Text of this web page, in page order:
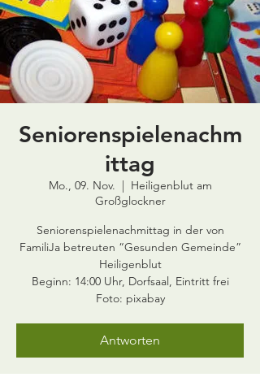
Seniorenspielenachm
ittag
Mo., 09. Nov.
  |
Heiligenblut am
Großglockner
Seniorenspielenachmittag in der von
FamiliJa betreuten “Gesunden Gemeinde”
Heiligenblut
Beginn: 14:00 Uhr, Dorfsaal, Eintritt frei
Foto: pixabay
Antworten